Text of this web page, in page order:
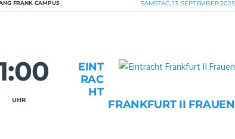
FRANK CAMPUS SAMSTAG, 13. SEPTEMBER 2025
UHR
EINT
RAC
HT
FRANKFURT II FRAUEN